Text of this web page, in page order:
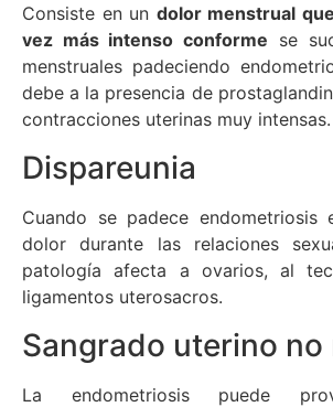
Consiste en un dolor menstrual
vez más intenso conforme se
menstruales padeciendo
debe a la presencia de
contracciones uterinas muy intensas.
Dispareunia
Cuando se padece endometriosis
dolor durante las relaciones
patología afecta a ovarios, al
ligamentos uterosacros.
Sangrado uterino no
La endometriosis puede